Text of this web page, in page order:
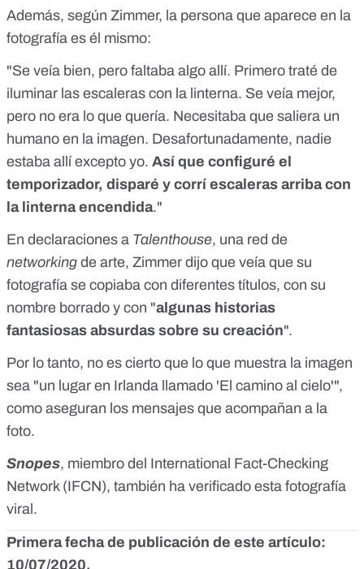
Además, según Zimmer, la persona que aparece en la
fotografía es él mismo:
"Se veía bien, pero faltaba algo allí. Primero traté de
iluminar las escaleras con la linterna. Se veía mejor,
pero no era lo que quería. Necesitaba que saliera un
humano en la imagen. Desafortunadamente, nadie
estaba allí excepto yo. Así que configuré el
temporizador, disparé y corrí escaleras arriba con
la linterna encendida."
En declaraciones a Talenthouse, una red de
networking de arte, Zimmer dijo que veía que su
fotografía se copiaba con diferentes títulos, con su
nombre borrado y con "algunas historias
fantasiosas absurdas sobre su creación".
Por lo tanto, no es cierto que lo que muestra la imagen
sea "un lugar en Irlanda llamado 'El camino al cielo'",
como aseguran los mensajes que acompañan a la
foto.
Snopes, miembro del International Fact-Checking
Network(IFCN), también ha verificado esta fotografía
viral.
Primera fecha de publicación de este artículo:
10/07/2020.